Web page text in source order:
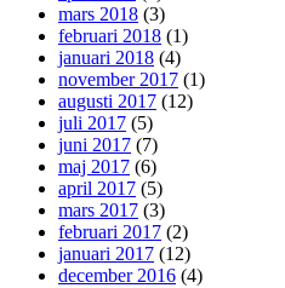
mars 2018 (3)
februari 2018 (1)
januari 2018 (4)
november 2017 (1)
augusti 2017 (12)
juli 2017 (5)
juni 2017 (7)
maj 2017 (6)
april 2017 (5)
mars 2017 (3)
februari 2017 (2)
januari 2017 (12)
december 2016 (4)